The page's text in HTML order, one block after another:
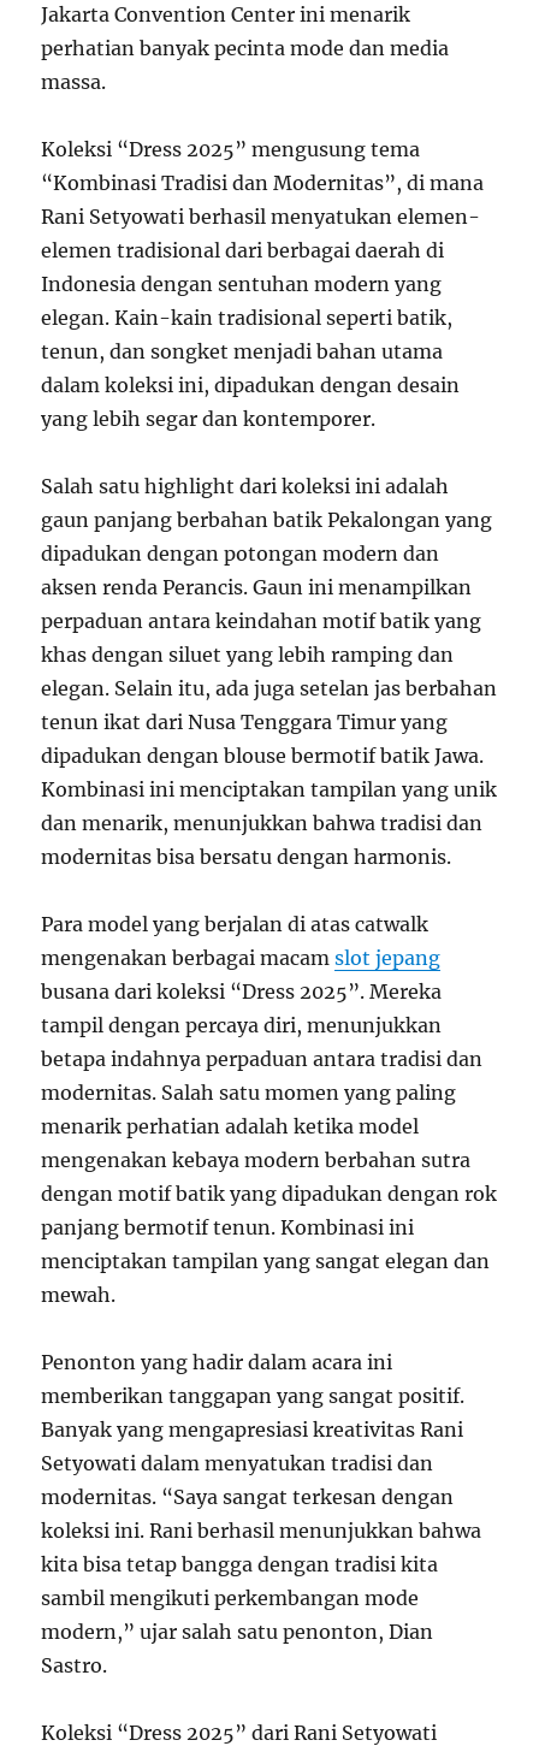
Jakarta Convention Center ini menarik
perhatian banyak pecinta mode dan media
massa.
Koleksi “Dress 2025” mengusung tema
“Kombinasi Tradisi dan Modernitas”, di mana
Rani Setyowati berhasil menyatukan elemen-
elemen tradisional dari berbagai daerah di
Indonesia dengan sentuhan modern yang
elegan. Kain-kain tradisional seperti batik,
tenun, dan songket menjadi bahan utama
dalam koleksi ini, dipadukan dengan desain
yang lebih segar dan kontemporer.
Salah satu highlight dari koleksi ini adalah
gaun panjang berbahan batik Pekalongan yang
dipadukan dengan potongan modern dan
aksen renda Perancis. Gaun ini menampilkan
perpaduan antara keindahan motif batik yang
khas dengan siluet yang lebih ramping dan
elegan. Selain itu, ada juga setelan jas berbahan
tenun ikat dari Nusa Tenggara Timur yang
dipadukan dengan blouse bermotif batik Jawa.
Kombinasi ini menciptakan tampilan yang unik
dan menarik, menunjukkan bahwa tradisi dan
modernitas bisa bersatu dengan harmonis.
Para model yang berjalan di atas catwalk
mengenakan berbagai macamslot jepang
busana dari koleksi “Dress 2025”. Mereka
tampil dengan percaya diri, menunjukkan
betapa indahnya perpaduan antara tradisi dan
modernitas. Salah satu momen yang paling
menarik perhatian adalah ketika model
mengenakan kebaya modern berbahan sutra
dengan motif batik yang dipadukan dengan rok
panjang bermotif tenun. Kombinasi ini
menciptakan tampilan yang sangat elegan dan
mewah.
Penonton yang hadir dalam acara ini
memberikan tanggapan yang sangat positif.
Banyak yang mengapresiasi kreativitas Rani
Setyowati dalam menyatukan tradisi dan
modernitas. “Saya sangat terkesan dengan
koleksi ini. Rani berhasil menunjukkan bahwa
kita bisa tetap bangga dengan tradisi kita
sambil mengikuti perkembangan mode
modern,” ujar salah satu penonton, Dian
Sastro.
Koleksi “Dress 2025” dari Rani Setyowati